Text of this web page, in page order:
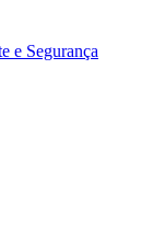
e Segurança